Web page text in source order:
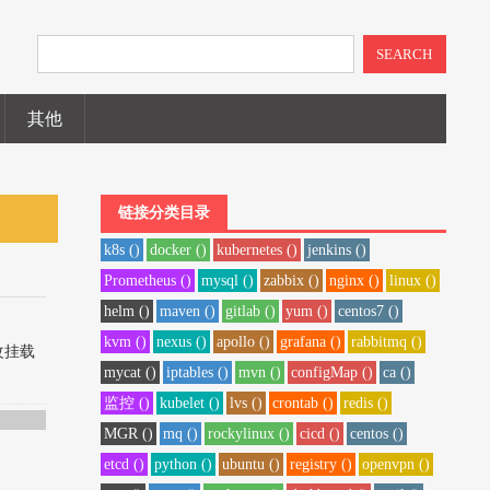
SEARCH
其他
挂载
链接分类目录
k8s () docker () kubernetes ()
jenkins ()
Prometheus ()
mysql () zabbix () nginx ()
linux ()
helm ()
maven () gitlab () yum ()
centos7 ()
kvm ()
nexus () apollo () grafana ()
rabbitmq ()
mycat ()
iptables () mvn () configMap ()
ca ()
监控 ()
kubelet () lvs () crontab ()
redis ()
MGR ()
mq () rockylinux () cicd ()
centos ()
etcd ()
python () ubuntu () registry ()
openvpn ()